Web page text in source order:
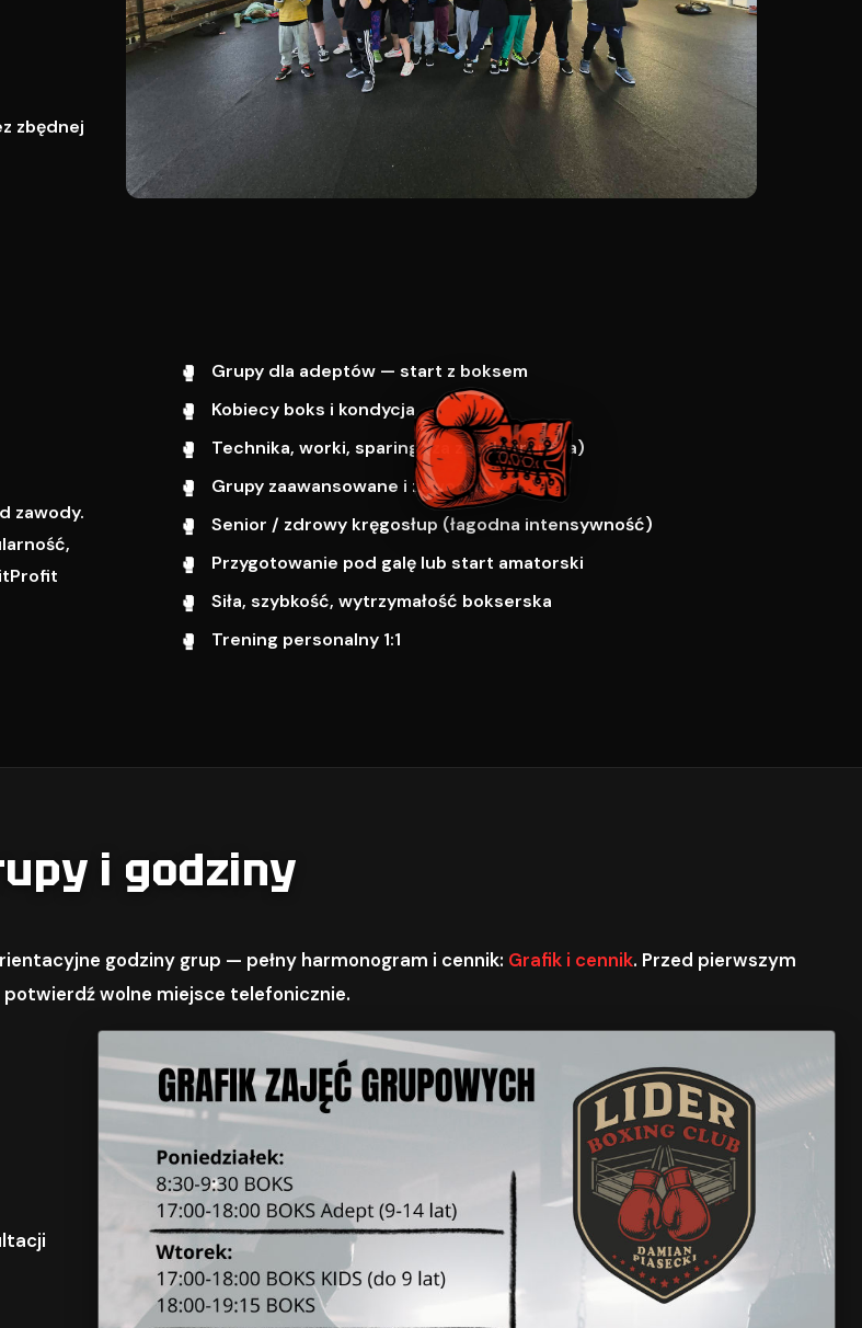
zbędnej
zawody.
Grupy dla adeptów — start z boksem
Kobiecy boks i kondycja
Technika, worki, sparing (za zgodą trenera)
Grupy zaawansowane i zawodnicy
Senior / zdrowy kręgosłup (łagodna intensywność)
Przygotowanie pod galę lub start amatorski
Siła, szybkość, wytrzymałość bokserska
Trening personalny 1:1
i godziny
godziny grup — pełny harmonogram i cennik: Grafik i cennik. Przed pierwszym
wolne miejsce telefonicznie.